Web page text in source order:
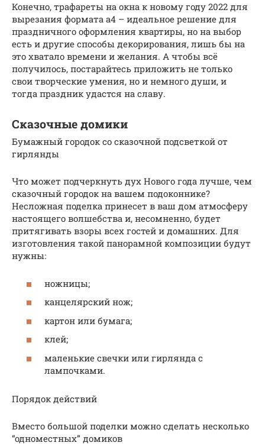
Конечно, трафареты на окна к новому году 2022 для
вырезания формата а4 – идеальное решение для
праздничного оформления квартиры, но на выбор
есть и другие способы декорирования, лишь бы на
это хватало времени и желания. А чтобы всё
получилось, постарайтесь приложить не только
свои творческие умения, но и немного души, и
тогда праздник удастся на славу.
Сказочные домики
Бумажный городок со сказочной подсветкой от
гирлянды
Что может подчеркнуть дух Нового года лучше, чем
сказочный городок на вашем подоконнике?
Несложная поделка принесет в ваш дом атмосферу
настоящего волшебства и, несомненно, будет
притягивать взоры всех гостей и домашних. Для
изготовления такой панорамной композиции будут
нужны:
ножницы;
канцелярский нож;
картон или бумага;
клей;
маленькие свечки или гирлянда с
лампочками.
Порядок действий
Вместо большой поделки можно сделать несколько
“одноместных” домиков